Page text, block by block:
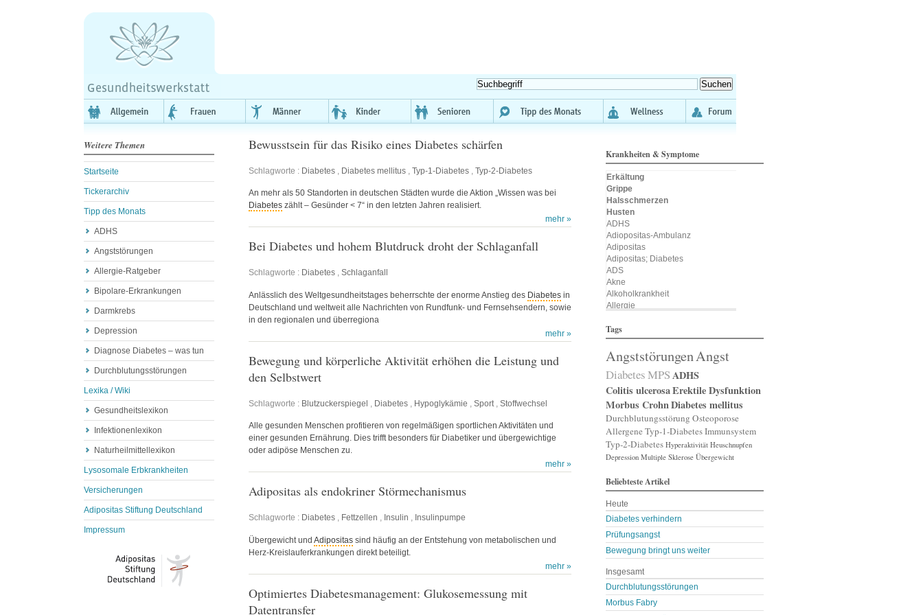
Weitere Themen
Startseite
Tickerarchiv
Tipp des Monats
ADHS
Angststörungen
Allergie-Ratgeber
Bipolare-Erkrankungen
Darmkrebs
Depression
Diagnose Diabetes – was tun
Durchblutungsstörungen
Lexika / Wiki
Gesundheitslexikon
Infektionenlexikon
Naturheilmittellexikon
Lysosomale Erbkrankheiten
Versicherungen
Adipositas Stiftung Deutschland
Impressum
Bewusstsein für das Risiko eines Diabetes schärfen
Schlagworte : Diabetes , Diabetes mellitus , Typ-1-Diabetes , Typ-2-Diabetes
An mehr als 50 Standorten in deutschen Städten wurde die Aktion „Wissen was bei
Diabetes zählt – Gesünder < 7“ in den letzten Jahren realisiert.
mehr »
Bei Diabetes und hohem Blutdruck droht der Schlaganfall
Schlagworte : Diabetes , Schlaganfall
Anlässlich des Weltgesundheitstages beherrschte der enorme Anstieg des Diabetes in
Deutschland und weltweit alle Nachrichten von Rundfunk- und Fernsehsendern, sowie
in den regionalen und überregiona
mehr »
Bewegung und körperliche Aktivität erhöhen die Leistung und
den Selbstwert
Schlagworte : Blutzuckerspiegel Diabetes Hypoglykämie Sport Stoffwechsel
Alle gesunden Menschen profitieren von regelmäßigen sportlichen Aktivitäten und
einer gesunden Ernährung. Dies trifft besonders für Diabetiker und übergewichtige
oder adipöse Menschen zu.
mehr »
Adipositas als endokriner Störmechanismus
Schlagworte : Diabetes , Fettzellen , Insulin , Insulinpumpe
Übergewicht und Adipositas sind häufig an der Entstehung von metabolischen und
Herz-Kreislauferkrankungen direkt beteiligt.
mehr »
Optimiertes Diabetesmanagement: Glukosemessung mit
Datentransfer
Krankheiten & Symptome
Erkältung
Grippe
Halsschmerzen
Husten
ADHS
Adiopositas-Ambulanz
Adipositas
Adipositas; Diabetes
ADS
Akne
Alkoholkrankheit
Allergie
Allergischer Schnupfen
Alzheimer
Amputation
Angst
Angststörung
Angststörungen
App
Arterienverengung
Arteriosklerose
Arthritis
Arthrose
Asthma
Augenerkrankungen
Autismus
Bakterien
Bakterienansiedlung
Ballast-Stoffe
Bauchschmerzen
Blähungen
Blasen- oder Lungenent …
Blasenschwäche
Blutdruck
Tags
AngststörungenAngst
DiabetesMPSADHS
Colitis ulcerosaErektile Dysfunktion
Morbus CrohnDiabetes mellitus
Durchblutungsstörung Osteoporose
Allergene Typ-1-DiabetesImmunsystem
Typ-2-Diabetes Hyperaktivität Heuschnupfen
Depression Multiple Sklerose Übergewicht
Beliebteste Artikel
Heute
Diabetes verhindern
Prüfungsangst
Bewegung bringt uns weiter
Insgesamt
Durchblutungsstörungen
Morbus Fabry